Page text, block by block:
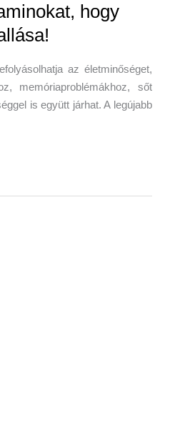
hogy
az életminőséget,
memóriaproblémákhoz, sőt
is együtt járhat. A legújabb